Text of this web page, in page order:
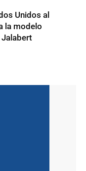
Unidos al
la modelo